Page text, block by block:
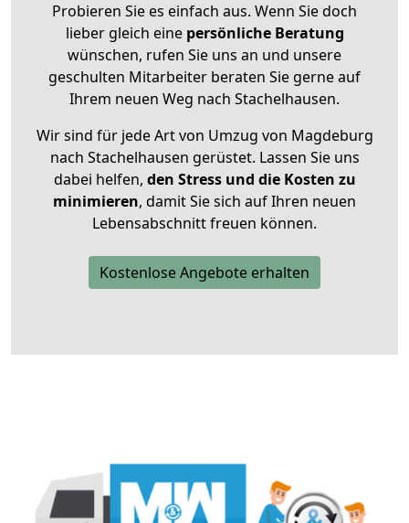
Probieren Sie es einfach aus. Wenn Sie doch
lieber gleich eine persönliche Beratung
wünschen, rufen Sie uns an und unsere
geschulten Mitarbeiter beraten Sie gerne auf
Ihrem neuen Weg nach Stachelhausen.
Wir sind für jede Art von Umzug von Magdeburg
nach Stachelhausen gerüstet. Lassen Sie uns
dabei helfen, den Stress und die Kosten zu
minimieren, damit Sie sich auf Ihren neuen
Lebensabschnitt freuen können.
Kostenlose Angebote erhalten